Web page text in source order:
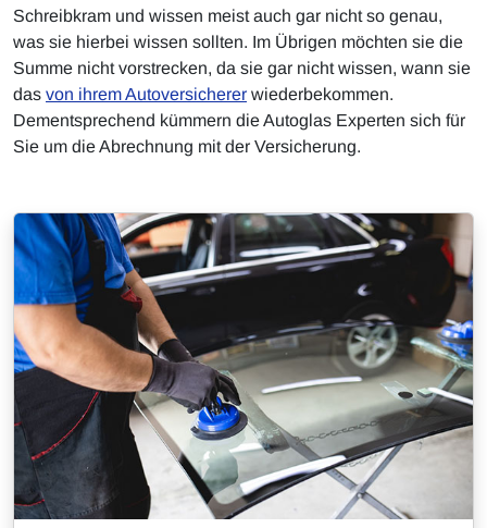
Schreibkram und wissen meist auch gar nicht so genau,
was sie hierbei wissen sollten. Im Übrigen möchten sie die
Summe nicht vorstrecken, da sie gar nicht wissen, wann sie
das von ihrem Autoversicherer wiederbekommen.
Dementsprechend kümmern die Autoglas Experten sich für
Sie um die Abrechnung mit der Versicherung.